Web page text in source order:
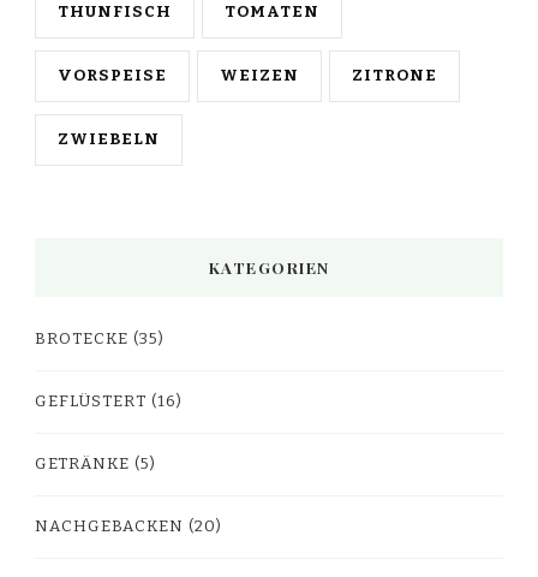
THUNFISCH TOMATEN
VORSPEISE WEIZEN ZITRONE
ZWIEBELN
KATEGORIEN
BROTECKE (35)
GEFLÜSTERT (16)
GETRÄNKE (5)
NACHGEBACKEN (20)